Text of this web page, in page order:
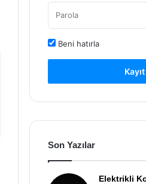
Beni hatırla
Son Yazılar
Elektrikli